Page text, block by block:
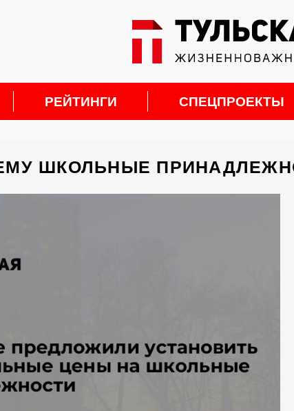
РЕЙТИНГИ СПЕЦПРОЕКТЫ
ШКОЛЬНЫЕ